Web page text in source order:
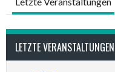
LETZTE VERANSTALTUNGEN